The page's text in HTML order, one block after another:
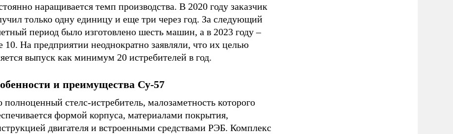
наращивается темп производства. В 2020 году заказчик
только одну единицу и еще три через год. За следующий
период было изготовлено шесть машин, а в 2023 году –
10. На предприятии неоднократно заявляли, что их целью
выпуск как минимум 20 истребителей в год.
и преимущества Су-57
полноценный стелс-истребитель, малозаметность которого
формой корпуса, материалами покрытия,
двигателя и встроенными средствами РЭБ. Комплекс